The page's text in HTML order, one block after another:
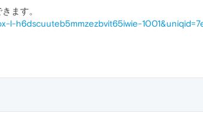
ます。
l-h6dscuuteb5mmzezbvit65iwie-